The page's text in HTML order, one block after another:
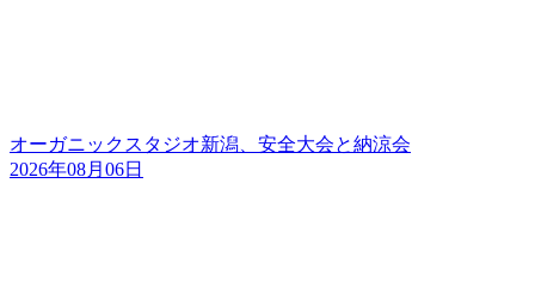
オーガニックスタジオ新潟、安全大会と納涼会
2026年08月06日